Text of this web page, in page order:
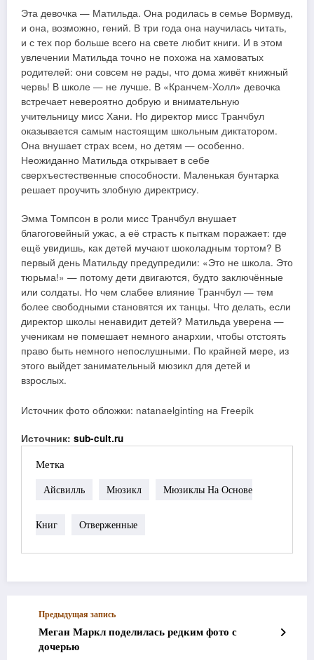
Эта девочка — Матильда. Она родилась в семье Вормвуд,
и она, возможно, гений. В три года она научилась читать,
и с тех пор больше всего на свете любит книги. И в этом
увлечении Матильда точно не похожа на хамоватых
родителей: они совсем не рады, что дома живёт книжный
червь! В школе — не лучше. В «Кранчем-Холл» девочка
встречает невероятно добрую и внимательную
учительницу мисс Хани. Но директор мисс Транчбул
оказывается самым настоящим школьным диктатором.
Она внушает страх всем, но детям — особенно.
Неожиданно Матильда открывает в себе
сверхъестественные способности. Маленькая бунтарка
решает проучить злобную директрису.
Эмма Томпсон в роли мисс Транчбул внушает
благоговейный ужас, а её страсть к пыткам поражает: где
ещё увидишь, как детей мучают шоколадным тортом? В
первый день Матильду предупредили: «Это не школа. Это
тюрьма!» — потому дети двигаются, будто заключённые
или солдаты. Но чем слабее влияние Транчбул — тем
более свободными становятся их танцы. Что делать, если
директор школы ненавидит детей? Матильда уверена —
ученикам не помешает немного анархии, чтобы отстоять
право быть немного непослушными. По крайней мере, из
этого выйдет занимательный мюзикл для детей и
взрослых.
Источник фото обложки: natanaelginting на Freepik
Источник: sub-cult.ru
Метка
Айсвилль Мюзикл Мюзиклы На Основе
Книг Отверженные
Предыдущая запись
Меган Маркл поделилась редким фото с
дочерью